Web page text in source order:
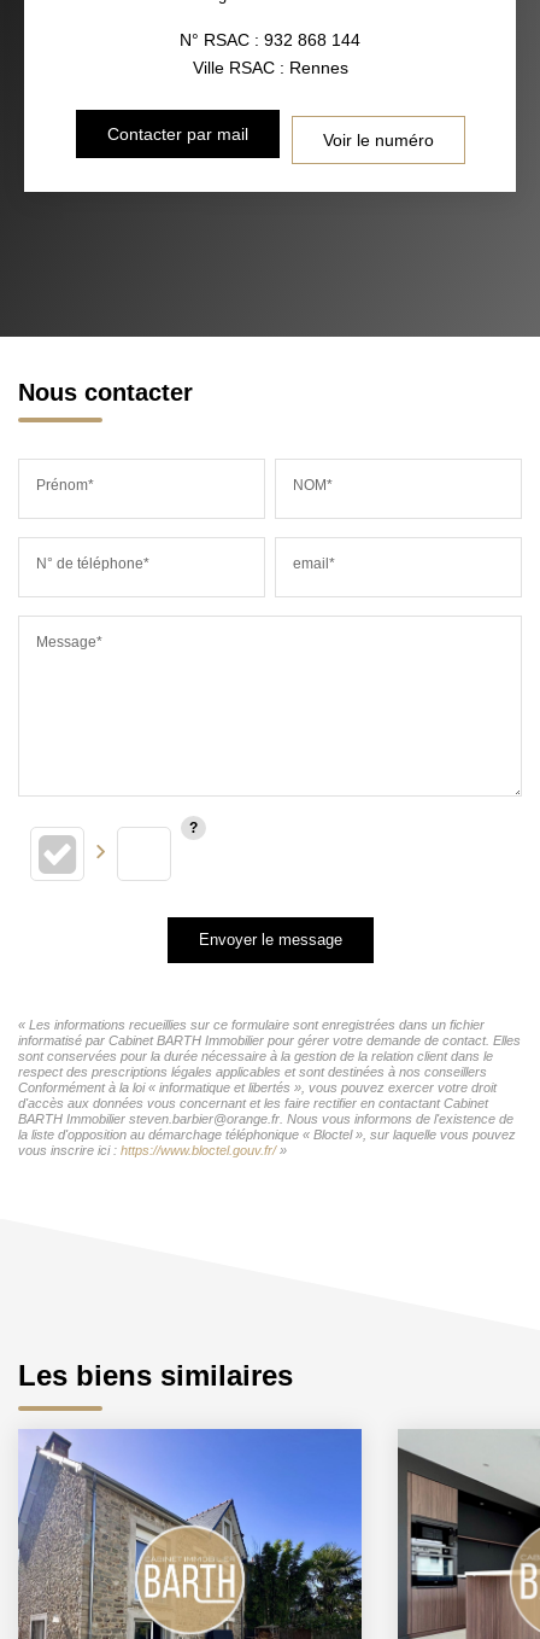
N° RSAC : 932 868 144
Ville RSAC : Rennes
Contacter par mail Voir le numéro
Nous contacter
Prénom* NOM*
N° de téléphone* email*
Message*
Envoyer le message
« Les informations recueillies sur ce formulaire sont enregistrées dans un fichier
informatisé par Cabinet BARTH Immobilier pour gérer votre demande de contact. Elles
sont conservées pour la durée nécessaire à la gestion de la relation client dans le
respect des prescriptions légales applicables et sont destinées à nos conseillers
Conformément à la loi « informatique et libertés », vous pouvez exercer votre droit
d'accès aux données vous concernant et les faire rectifier en contactant Cabinet
BARTH Immobilier steven.barbier@orange.fr. Nous vous informons de l'existence de
la liste d'opposition au démarchage téléphonique « Bloctel », sur laquelle vous pouvez
vous inscrire ici : https://www.bloctel.gouv.fr/»
Les biens similaires